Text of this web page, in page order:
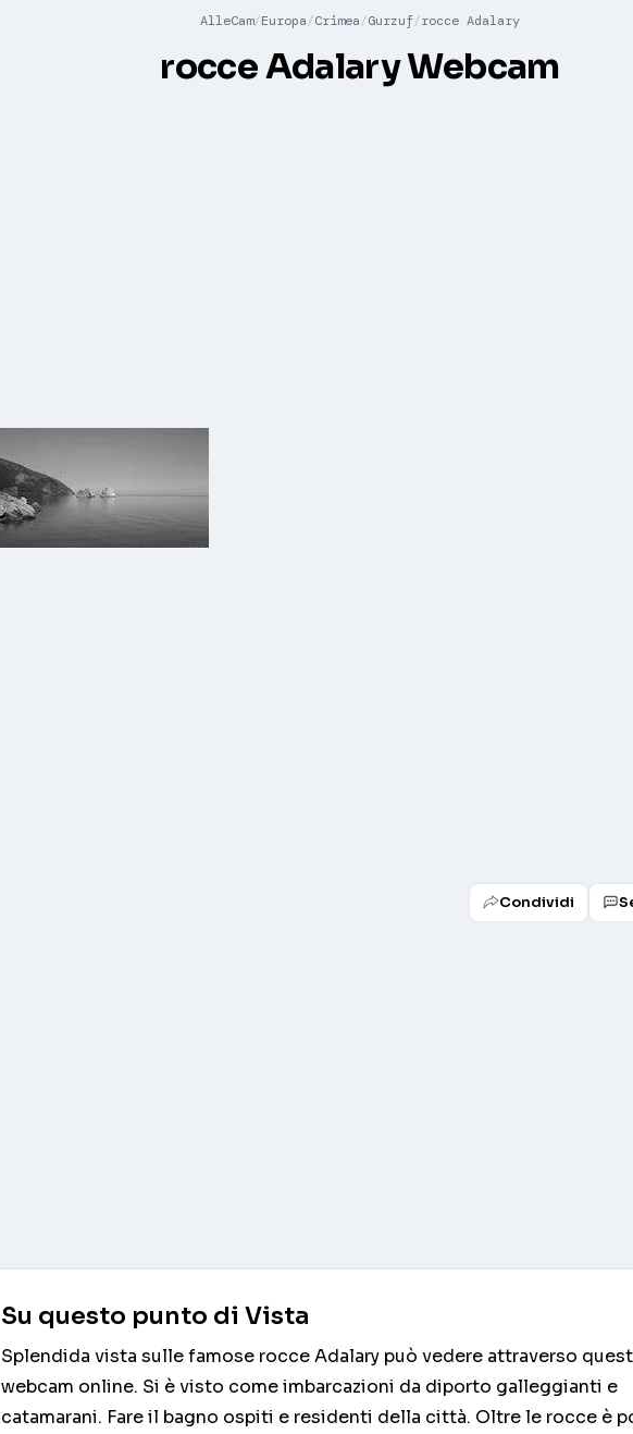
AlleCam Europa Crimea Gurzuf rocce Adalary
rocce Adalary Webcam
Condividi
Su questo punto di Vista
Splendida vista sulle famose rocce Adalary può vedere attraverso
webcam online. Si è visto come imbarcazioni da diporto galleggianti e
catamarani. Fare il bagno ospiti e residenti della città. Oltre le rocce è